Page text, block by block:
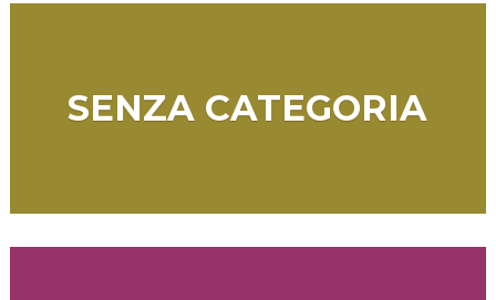
SENZA CATEGORIA